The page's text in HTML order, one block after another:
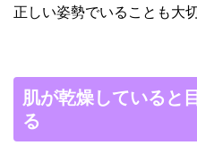
正しい姿勢でいることも大切
肌が乾燥していると
る